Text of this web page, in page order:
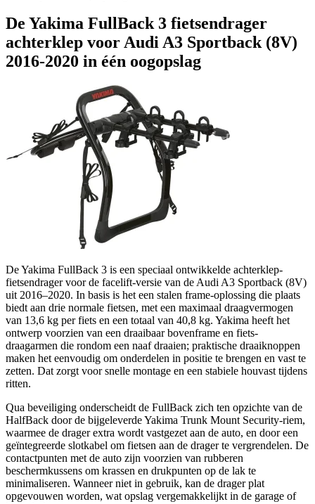
De Yakima FullBack 3 fietsendrager
achterklep voor Audi A3 Sportback (8V)
2016-2020 in één oogopslag
De Yakima FullBack 3 is een speciaal ontwikkelde achterklep-
fietsendrager voor de facelift-versie van de Audi A3 Sportback (8V)
uit 2016–2020. In basis is het een stalen frame-oplossing die plaats
biedt aan drie normale fietsen, met een maximaal draagvermogen
van 13,6 kg per fiets en een totaal van 40,8 kg. Yakima heeft het
ontwerp voorzien van een draaibaar bovenframe en fiets-
draagarmen die rondom een naaf draaien; praktische draaiknoppen
maken het eenvoudig om onderdelen in positie te brengen en vast te
zetten. Dat zorgt voor snelle montage en een stabiele houvast tijdens
ritten.
Qua beveiliging onderscheidt de FullBack zich ten opzichte van de
HalfBack door de bijgeleverde Yakima Trunk Mount Security-riem,
waarmee de drager extra wordt vastgezet aan de auto, en door een
geïntegreerde slotkabel om fietsen aan de drager te vergrendelen. De
contactpunten met de auto zijn voorzien van rubberen
beschermkussens om krassen en drukpunten op de lak te
minimaliseren. Wanneer niet in gebruik, kan de drager plat
opgevouwen worden, wat opslag vergemakkelijkt in de garage of